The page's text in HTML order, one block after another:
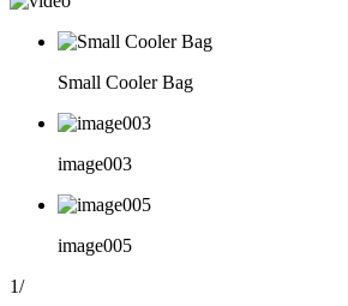
Small Cooler Bag
image003
image005
1/